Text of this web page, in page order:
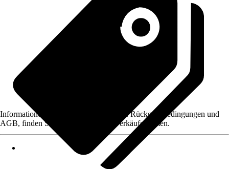
Informationen des Verkäufers, wie z. B. Rückgabebedingungen und
AGB, finden Sie bei Klick auf den Verkäufernamen.